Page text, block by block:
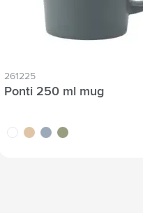
261225
Ponti 250 ml mug
blancsablegris vert